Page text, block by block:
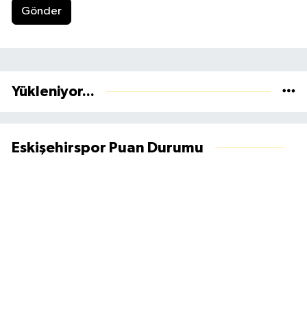
Gönder
Yükleniyor...
Eskişehirspor Puan Durumu